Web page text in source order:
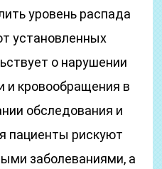
уровень распада
установленных
о нарушении
и кровообращения в
обследования и
пациенты рискуют
заболеваниями, а